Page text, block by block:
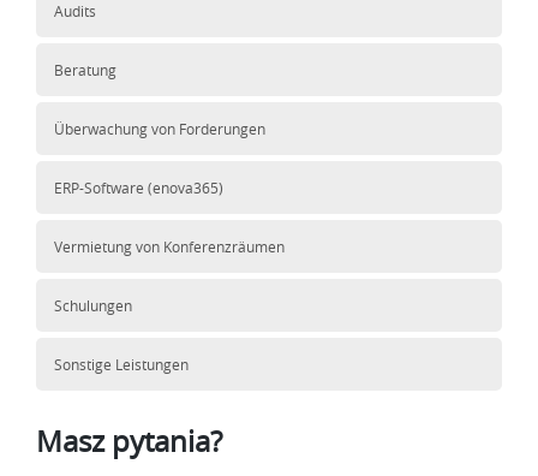
Audits
Beratung
Überwachung von Forderungen
ERP-Software (enova365)
Vermietung von Konferenzräumen
Schulungen
Sonstige Leistungen
Masz pytania?